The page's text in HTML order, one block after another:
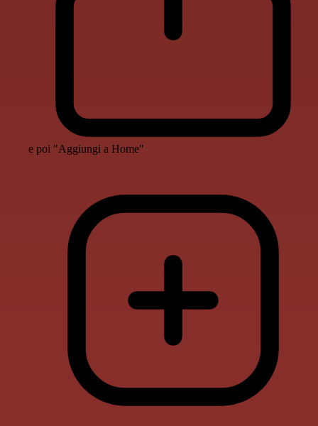
e poi "Aggiungi a Home"